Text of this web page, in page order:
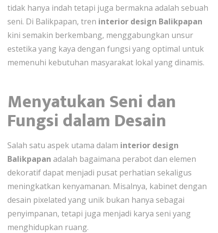
tidak hanya indah tetapi juga bermakna adalah sebuah
seni. Di Balikpapan, tren interior design Balikpapan
kini semakin berkembang, menggabungkan unsur
estetika yang kaya dengan fungsi yang optimal untuk
memenuhi kebutuhan masyarakat lokal yang dinamis.
Menyatukan Seni dan
Fungsi dalam Desain
Salah satu aspek utama dalam interior design
Balikpapan adalah bagaimana perabot dan elemen
dekoratif dapat menjadi pusat perhatian sekaligus
meningkatkan kenyamanan. Misalnya, kabinet dengan
desain pixelated yang unik bukan hanya sebagai
penyimpanan, tetapi juga menjadi karya seni yang
menghidupkan ruang.